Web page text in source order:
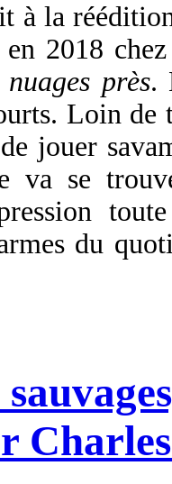
à la
2018
près.
Loin de
jouer
va se
du